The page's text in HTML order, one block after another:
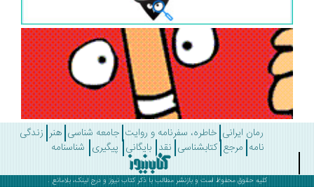
رمان ایرانی خاطره، سفرنامه و روایت جامعه شناسی هنر زندگی
مرجع کتابشناسی نقد بایگانی پیگیری شناسنامه
کلیه حقوق محفوظ است و بازنشر مطالب با ذکرکتاب نیوز و درج لینک، بلامانع .